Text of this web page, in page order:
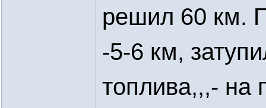
решил 60 км.
-5-6 км,
топлива,,,-